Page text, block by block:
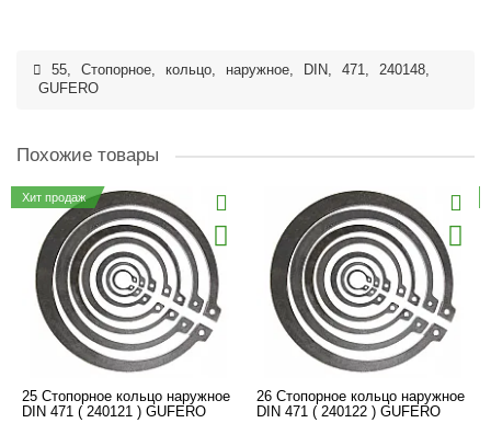
55, Стопорное, кольцо, наружное, DIN, 471, 240148,
GUFERO
Похожие товары
Хит продаж
25 Стопорное кольцо наружное
DIN 471 ( 240121 ) GUFERO
26 Стопорное кольцо наружное
DIN 471 ( 240122 ) GUFERO